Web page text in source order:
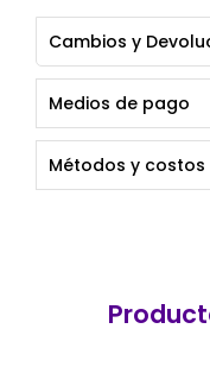
Cambios y
Medios de pago
Métodos y costos